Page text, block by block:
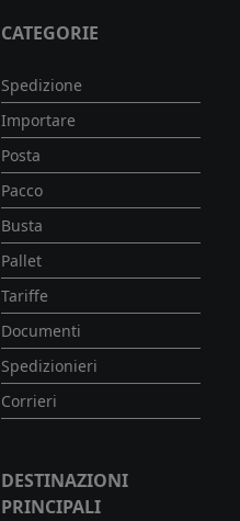
CATEGORIE
Spedizione
Importare
Posta
Pacco
Busta
Pallet
Tariffe
Documenti
Spedizionieri
Corrieri
DESTINAZIONI
PRINCIPALI